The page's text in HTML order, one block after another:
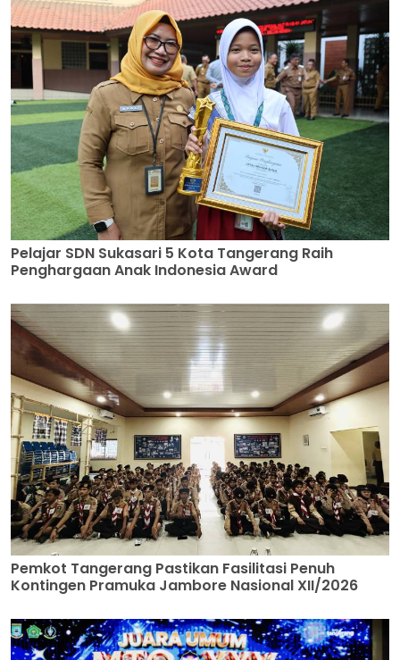
Pelajar SDN Sukasari 5 Kota Tangerang Raih
Penghargaan Anak Indonesia Award
Pemkot Tangerang Pastikan Fasilitasi Penuh
Kontingen Pramuka Jambore Nasional XII/2026